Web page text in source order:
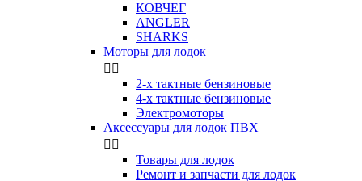
КОВЧЕГ
ANGLER
SHARKS
Моторы для лодок
 
2-х тактные бензиновые
4-х тактные бензиновые
Электромоторы
Аксессуары для лодок ПВХ
 
Товары для лодок
Ремонт и запчасти для лодок